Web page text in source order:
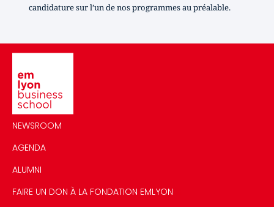
candidature sur l’un de nos programmes au préalable.
NEWSROOM
AGENDA
ALUMNI
FAIRE UN DON À LA FONDATION EMLYON